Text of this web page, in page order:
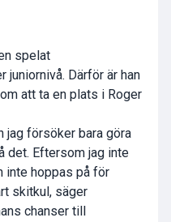
spelat
juniornivå. Därför är han
att ta en plats i Roger
jag försöker bara göra
det. Eftersom jag inte
inte hoppas på för
skitkul, säger
chanser till